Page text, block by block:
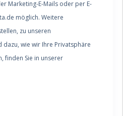
Marketing-E-Mails oder per E-
möglich. Weitere
zu unseren
dazu, wie wir Ihre Privatsphäre
finden Sie in unserer